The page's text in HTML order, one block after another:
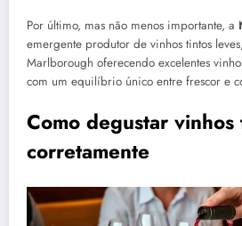
Por último, mas não menos importante, a
emergente produtor de vinhos tintos
Marlborough oferecendo excelentes
com um equilíbrio único entre frescor e
Como degustar
corretamente